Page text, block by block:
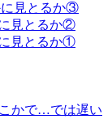
に見とるか③
見とるか②
見とるか①
かで…では遅い